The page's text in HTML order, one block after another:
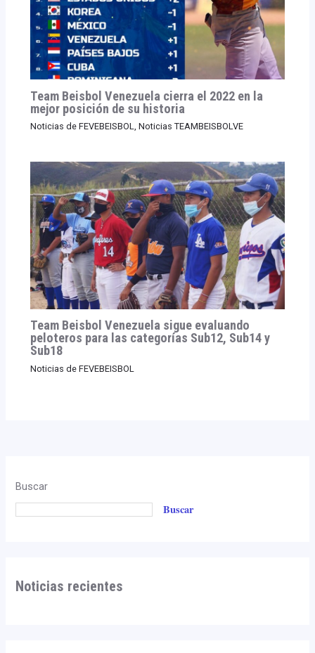
Team Beisbol Venezuela cierra el 2022 en la
mejor posición de su historia
Noticias de FEVEBEISBOL, Noticias TEAMBEISBOLVE
Team Beisbol Venezuela sigue evaluando
peloteros para las categorías Sub12, Sub14 y
Sub18
Noticias de FEVEBEISBOL
Buscar
Buscar
Noticias recientes